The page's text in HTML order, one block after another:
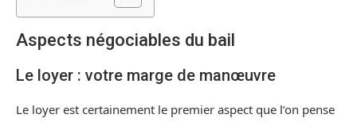
Aspects négociables du bail
Le loyer : votre marge de manœuvre
Le loyer est certainement le premier aspect que l’on pense